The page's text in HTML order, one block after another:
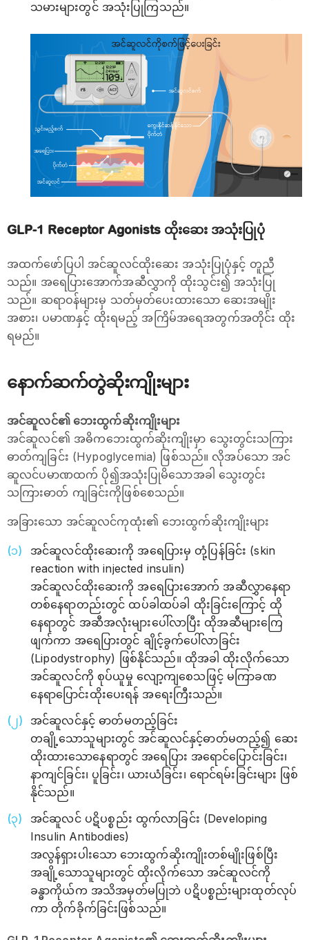
သမားများတွင် အသုံးပြုကြသည်။
GLP-1 Receptor Agonists ထိုးဆေး အသုံးပြုပုံ
အထက်ဖော်ပြပါ အင်ဆူလင်ထိုးဆေး အသုံးပြုပုံနှင့် တူညီ
သည်။ အရေပြားအောက်အဆီလွှာကို ထိုးသွင်း၍ အသုံးပြု
သည်။ ဆရာဝန်များမှ သတ်မှတ်ပေးထားသော ဆေးအမျိုး
အစား၊ ပမာဏနှင့် ထိုးရမည့် အကြိမ်အရေအတွက်အတိုင်း ထိုး
ရမည်။
နောက်ဆက်တွဲဆိုးကျိုးများ
အင်ဆူလင်၏ ဘေးထွက်ဆိုးကျိုးများ
အင်ဆူလင်၏ အဓိကဘေးထွက်ဆိုးကျိုးမှာ သွေးတွင်းသကြား
ဓာတ်ကျခြင်း (Hypoglycemia) ဖြစ်သည်။ လိုအပ်သော အင်
ဆူလင်ပမာဏထက် ပို၍အသုံးပြုမိသောအခါ သွေးတွင်း
သကြားဓာတ် ကျခြင်းကိုဖြစ်စေသည်။
အခြားသော အင်ဆူလင်ကုထုံး၏ ဘေးထွက်ဆိုးကျိုးများ
အင်ဆူလင်ထိုးဆေးကို အရေပြားမှ တုံ့ပြန်ခြင်း (skin
reaction with injected insulin)
အင်ဆူလင်ထိုးဆေးကို အရေပြားအောက် အဆီလွှာနေရာ
တစ်နေရာတည်းတွင် ထပ်ခါထပ်ခါ ထိုးခြင်းကြောင့် ထို
နေရာတွင် အဆီအလုံးများပေါ်လာပြီး ထိုအဆီများကြေ
ဖျက်ကာ အရေပြားတွင် ချိုင့်ခွက်ပေါ်လာခြင်း
(Lipodystrophy) ဖြစ်နိုင်သည်။ ထိုအခါ ထိုးလိုက်သော
အင်ဆူလင်ကို စုပ်ယူမှု လျော့ကျစေသဖြင့် မကြာခဏ
နေရာပြောင်းထိုးပေးရန် အ‌ရေးကြီးသည်။
အင်ဆူလင်နှင့် ဓာတ်မတည့်ခြင်း
တချို့သောသူများတွင် အင်ဆူလင်နှင့်ဓာတ်မတည့်၍ ဆေး
ထိုးထားသောနေရာတွင် အရေပြား အရောင်ပြောင်းခြင်း၊
နာကျင်ခြင်း၊ ပူခြင်း၊ ယားယံခြင်း၊ ရောင်ရမ်းခြင်းများ ဖြစ်
နိုင်သည်။
အင်ဆူလင် ပဋိပစ္စည်း ထွက်လာခြင်း (Developing
Insulin Antibodies)
အလွန်ရှားပါးသော ဘေးထွက်ဆိုးကျိုးတစ်မျိုးဖြစ်ပြီး
အချို့သောသူများတွင် ထိုးလိုက်သော အင်ဆူလင်ကို
ခန္ဓာကိုယ်က အသိအမှတ်မပြုဘဲ ပဋိပစ္စည်းများထုတ်လုပ်
ကာ တိုက်ခိုက်ခြင်းဖြစ်သည်။